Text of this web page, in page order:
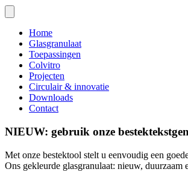
Home
Glasgranulaat
Toepassingen
Colvitro
Projecten
Circulair & innovatie
Downloads
Contact
NIEUW: gebruik onze
Met onze bestektool stelt u eenvoudig een
Ons gekleurde glasgranulaat: nieuw, duurzaam